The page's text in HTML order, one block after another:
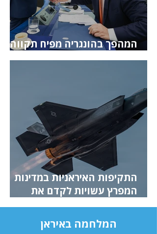
המהפך בהונגריה מפיח תקווה
באזרחיה – ודאגה בירושלים
התקיפות האיראניות במדינות
המפרץ עשויות לקדם את
השת"פ בין בחריין לישראל
המלחמה באיראן